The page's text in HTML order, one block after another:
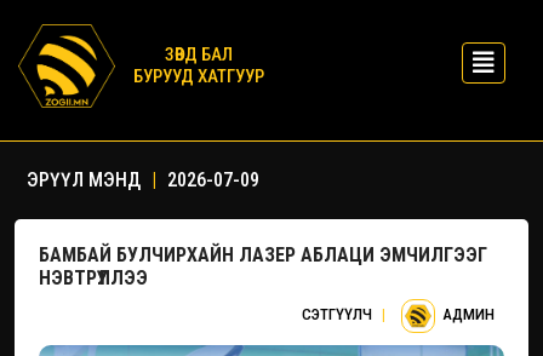
ЗӨВД БАЛ
БУРУУД ХАТГУУР
ЭРҮҮЛ МЭНД | 2026-07-09
БАМБАЙ БУЛЧИРХАЙН ЛАЗЕР АБЛАЦИ ЭМЧИЛГЭЭГ
НЭВТРҮҮЛЛЭЭ
СЭТГҮҮЛЧ | АДМИН